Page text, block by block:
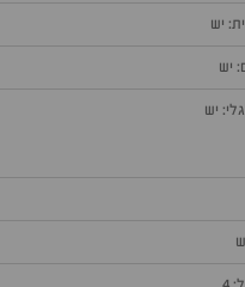
יש
יש
יש